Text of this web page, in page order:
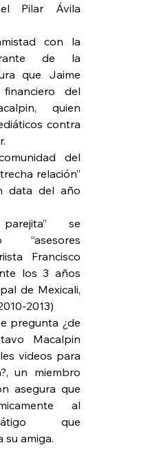
Pilar Ávila
con la
de la
que Jaime
del
quien
contra
del
relación”
data del año
se
“asesores
Francisco
los 3 años
de Mexicali,
2013)
pregunta ¿de
Macalpin
videos para
un miembro
asegura que
al
que
su amiga.